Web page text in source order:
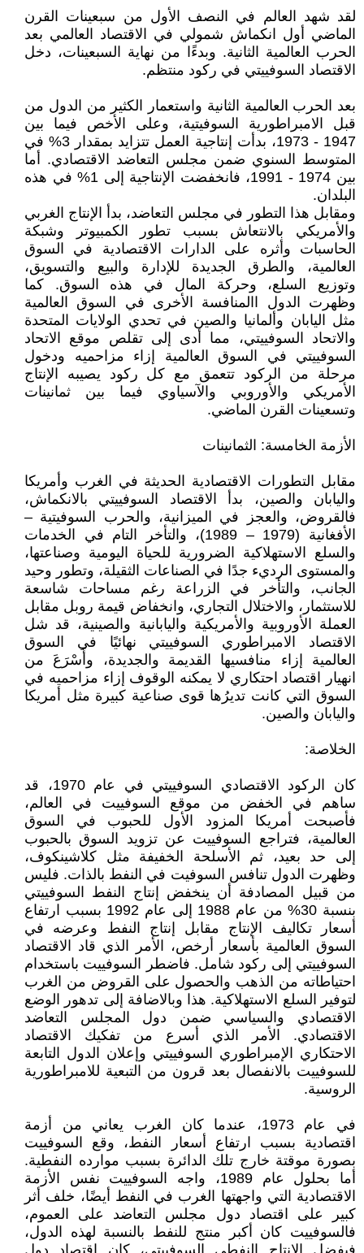
لقد شهد العالم في النصف الأول من سبعينات القرن
الماضي أول انكماش شمولي في الاقتصاد العالمي بعد
الحرب العالمية الثانية. وبدءًا من نهاية السبعينات، دخل
الاقتصاد السوفييتي في ركود منتظم.
بعد الحرب العالمية الثانية واستعمار الكثير من الدول من
قبل الامبراطورية السوفيتية، وعلى الأخص فيما بين
1947 - 1973، بدأت إنتاجية العمل تتزايد بمقدار 3% في
المتوسط السنوي ضمن مجلس التعاضد الاقتصادي. أما
بين 1974 - 1991، فانخفضت الإنتاجية إلى 1% في هذه
البلدان.
ومقابل هذا التطور في مجلس التعاضد، بدأ الإنتاج الغربي
والأمريكي بالانتعاش بسبب تطور الكمبيوتر وشبكة
الحاسبات وأثره على الدارات الاقتصادية في السوق
العالمية، والطرق الجديدة للإدارة والبيع والتسويق،
وتوزيع السلع، وحركة المال في هذه السوق. كما
وظهرت الدول االمنافسة الأخرى في السوق العالمية
مثل اليابان وألمانيا والصين في تحدي الولايات المتحدة
والاتحاد السوفييتي، مما أدى إلى تقلص موقع الاتحاد
السوفييتي في السوق العالمية إزاء مزاحميه ودخول
مرحلة من الركود تتعمق مع كل ركود يصيبه الإنتاج
الأمريكي والأوروبي والآسياوي فيما بين ثمانينات
وتسعينات القرن الماضي.
الأزمة الخامسة: الثمانينات
مقابل التطورات الاقتصادية الحديثة في الغرب وأمريكا
واليابان والصين، بدأ الاقتصاد السوفييتي بالانكماش،
فالقروض، والعجز في الميزانية، والحرب السوفيتية –
الأفغانية (1979 – 1989)، والتأخر التام في الخدمات
والسلع الاستهلاكية الضرورية للحياة اليومية وصناعتها،
والمستوى الرديء جدًا في الصناعات الثقيلة، وتطور وحيد
الجانب، والتأخر في الزراعة رغم مساحات شاسعة
للاستثمار، والاختلال التجاري، وانخفاض قيمة روبل مقابل
العملة الأوروبية والأمريكية واليابانية والصينية، قد شل
الاقتصاد الامبراطوري السوفييتي نهائيًا في السوق
العالمية إزاء منافسيها القديمة والجديدة، وأَسْرَعَ من
انهيار اقتصاد احتكاري لا يمكنه الوقوف إزاء مزاحميه في
السوق التي كانت تديرُها قوى صناعية كبيرة مثل أمريكا
واليابان والصين.
الخلاصة:
كان الركود الاقتصادي السوفييتي في عام 1970، قد
ساهم في الخفض من موقع السوفييت في العالم،
فأصبحت أمريكا المزود الأول للحبوب في السوق
العالمية، فتراجع السوفييت عن تزويد السوق بالحبوب
إلى حد بعيد، ثم الأسلحة الخفيفة مثل كلاشينكوف،
وظهرت الدول تنافس السوفيت في النفط بالذات. فليس
من قبيل المصادفة أن ينخفض إنتاج النفط السوفييتي
بنسبة 30% من عام 1988 إلى عام 1992 بسبب ارتفاع
أسعار تكاليف الإنتاج مقابل إنتاج النفط وعرضه في
السوق العالمية بأسعار أرخص، الأمر الذي قاد الاقتصاد
السوفييتي إلى ركود شامل. فاضطر السوفييت باستخدام
احتياطاته من الذهب والحصول على القروض من الغرب
لتوفير السلع الاستهلاكية. هذا وبالاضافة إلى تدهور الوضع
الاقتصادي والسياسي ضمن دول المجلس التعاضد
الاقتصادي. الأمر الذي أسرع من تفكيك الاقتصاد
الاحتكاري الإمبراطوري السوفييتي وإعلان الدول التابعة
للسوفييت بالانفصال بعد قرون من التبعية للامبراطورية
الروسية.
في عام 1973، عندما كان الغرب يعاني من أزمة
اقتصادية بسبب ارتفاع أسعار النفط، وقع السوفييت
بصورة موقتة خارج تلك الدائرة بسبب موارده النفطية.
أما بحلول عام 1989، واجه السوفييت نفس الأزمة
الاقتصادية التي واجهتها الغرب في النفط أيضًا، خلف أثر
كبير على اقتصاد دول مجلس التعاضد على العموم،
فالسوفييت كان أكبر منتج للنفط بالنسبة لهذه الدول،